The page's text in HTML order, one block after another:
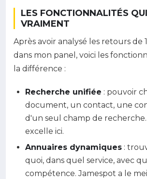
LES FONCTIONNALITÉS
VRAIMENT
Après avoir analysé les retours de
dans mon panel, voici les
la différence :
Recherche unifiée : pouvoir
document, un contact, une
d'un seul champ de
excelle ici.
Annuaires dynamiques :
quoi, dans quel service, avec
compétence. Jamespot a le